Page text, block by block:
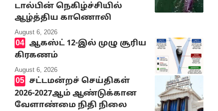
டால்பின் நெகிழ்ச்சியில்
ஆழ்த்திய காணொலி
August 6, 2026
ஆகஸ்ட் 12-இல் முழு சூரிய
கிரகணம்
August 6, 2026
சட்டமன்றச் செய்திகள்
2026-2027ஆம் ஆண்டுக்கான
வேளாண்மை நிதி நிலை